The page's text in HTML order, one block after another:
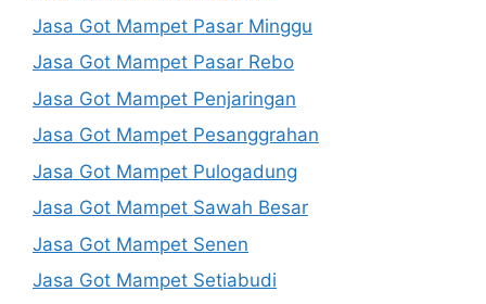
Jasa Got Mampet Pasar Minggu
Jasa Got Mampet Pasar Rebo
Jasa Got Mampet Penjaringan
Jasa Got Mampet Pesanggrahan
Jasa Got Mampet Pulogadung
Jasa Got Mampet Sawah Besar
Jasa Got Mampet Senen
Jasa Got Mampet Setiabudi